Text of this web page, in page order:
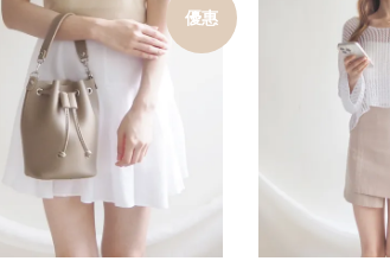
優惠
加入購物車 加入購物